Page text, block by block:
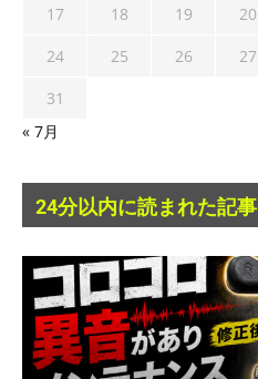
17
18 19 20
24
25 26 27
31
« 7月
24分以内に読まれた記事